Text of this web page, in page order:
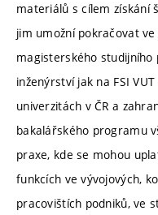
materiálů s cílem získání
jim umožní pokračovat
magisterského
inženýrství jak na FSI
univerzitách v ČR a
bakalářského programu
praxe, kde se mohou
funkcích ve vývojových,
pracovištích podniků, ve